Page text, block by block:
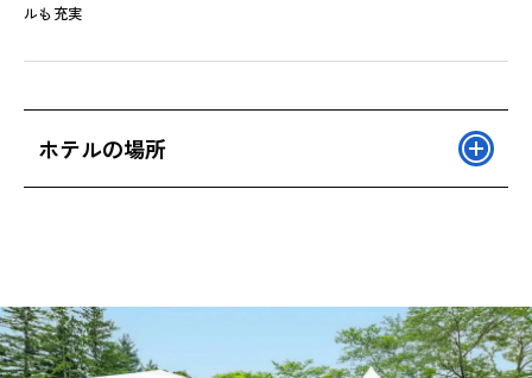
ルも充実
ホテルの場所